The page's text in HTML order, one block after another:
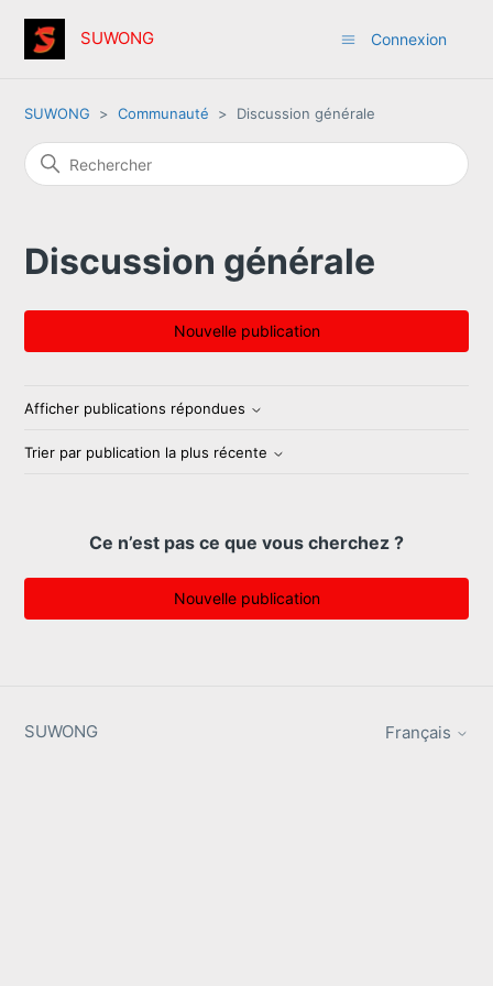
SUWONG Connexion
SUWONG Communauté Discussion générale
Discussion générale
Nouvelle publication
Afficher publications répondues
Trier par publication la plus récente
Ce n’est pas ce que vous cherchez ?
Nouvelle publication
SUWONG Français